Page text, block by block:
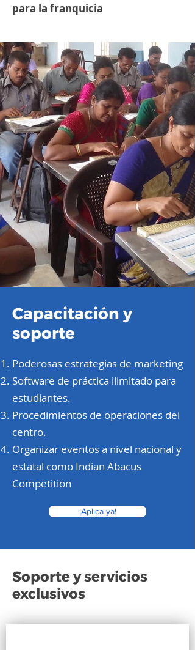
para la franquicia
Capacitación y
soporte
Poderosas estrategias de marketing
Software de práctica ilimitado para
estudiantes.
Procedimientos de operaciones del
centro.
Organizar eventos a nivel nacional y
estatal como Indian Abacus
Competition
¡Aplica ya!
Soporte y servicios
exclusivos